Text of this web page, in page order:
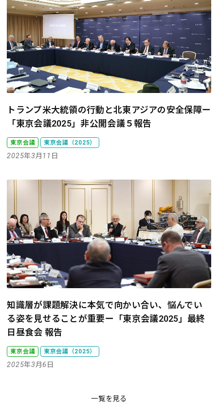
トランプ米大統領の行動と北東アジアの安全保障ー
「東京会議2025」非公開会議５報告
東京会議 東京会議（2025）
2025年3月11日
知識層が課題解決に本気で向かい合い、悩んでい
る姿を見せることが重要ー「東京会議2025」最終
日昼食会 報告
東京会議 東京会議（2025）
2025年3月6日
一覧を見る